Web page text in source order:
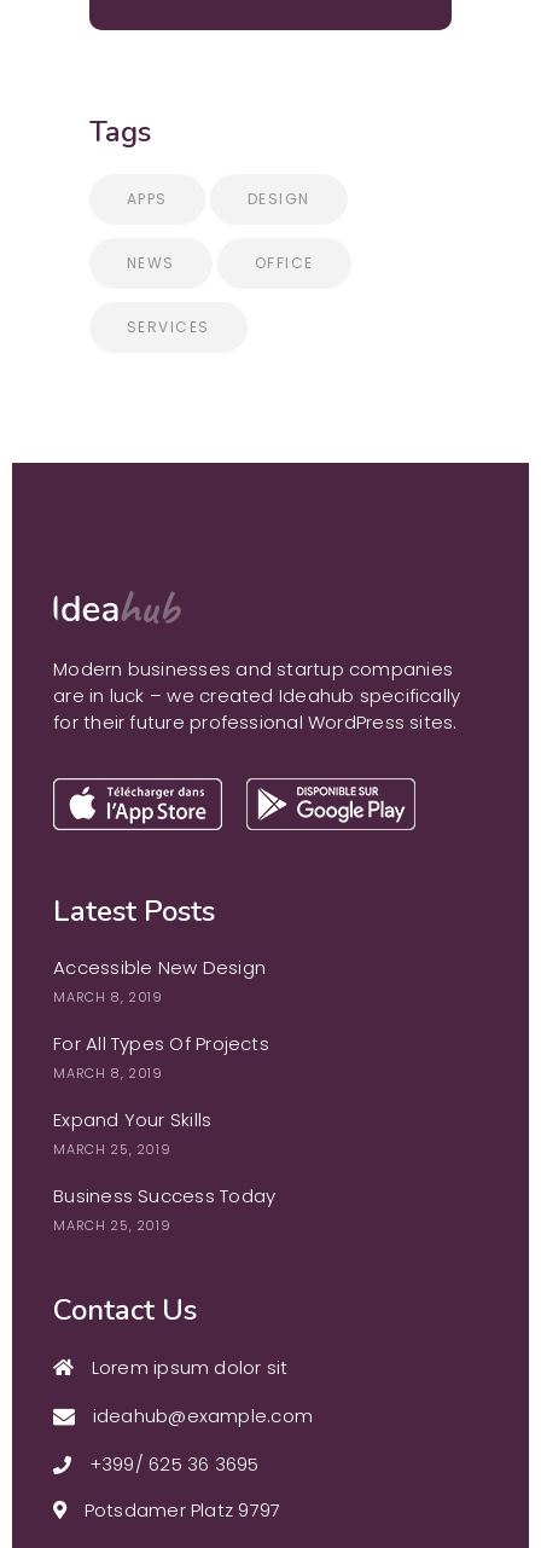
Tags
APPS DESIGN
NEWS OFFICE
SERVICES
Modern businesses and startup companies
are in luck – we created Ideahub specifically
for their future professional WordPress sites.
Latest Posts
Accessible New Design
MARCH 8, 2019
For All Types Of Projects
MARCH 8, 2019
Expand Your Skills
MARCH 25, 2019
Business Success Today
MARCH 25, 2019
Contact Us
Lorem ipsum dolor sit
ideahub@example.com
+399/ 625 36 3695
Potsdamer Platz 9797